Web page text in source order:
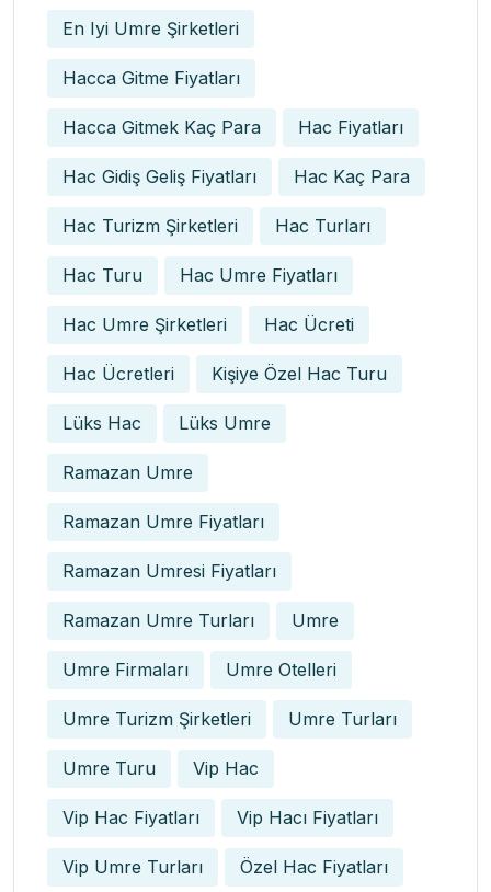
En Iyi Umre Şirketleri
Hacca Gitme Fiyatları
Hacca Gitmek Kaç Para Hac Fiyatları
Hac Gidiş Geliş Fiyatları Hac Kaç Para
Hac Turizm Şirketleri Hac Turları
Hac Turu Hac Umre Fiyatları
Hac Umre Şirketleri Hac Ücreti
Hac Ücretleri Kişiye Özel Hac Turu
Lüks Hac Lüks Umre
Ramazan Umre
Ramazan Umre Fiyatları
Ramazan Umresi Fiyatları
Ramazan Umre Turları Umre
Umre Firmaları Umre Otelleri
Umre Turizm Şirketleri Umre Turları
Umre Turu Vip Hac
Vip Hac Fiyatları Vip Hacı Fiyatları
Vip Umre Turları Özel Hac Fiyatları